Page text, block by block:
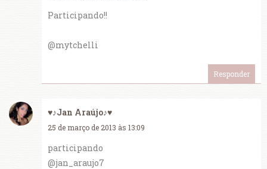
Participando!!
@mytchelli
Responder
♥♪Jan Araújo♪♥
25 de março de 2013 às 13:09
participando
@jan_araujo7